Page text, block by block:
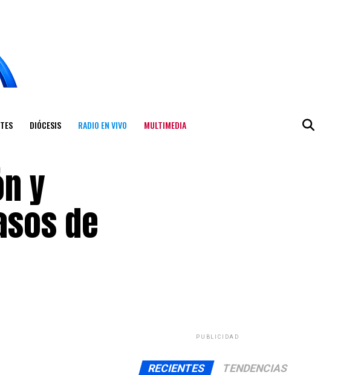
DIÓCESIS RADIO EN VIVO MULTIMEDIA
y
de
PUBLICIDAD
RECIENTES TENDENCIAS